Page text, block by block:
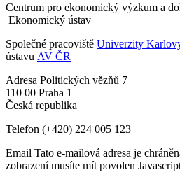
Centrum pro ekonomický výzkum a
Ekonomický ústav
Společné pracoviště Univerzity
ústavu AV ČR
Adresa Politických vězňů 7
110 00 Praha 1
Česká republika
Telefon (+420) 224 005 123
Email Tato e-mailová adresa je
zobrazení musíte mít povolen